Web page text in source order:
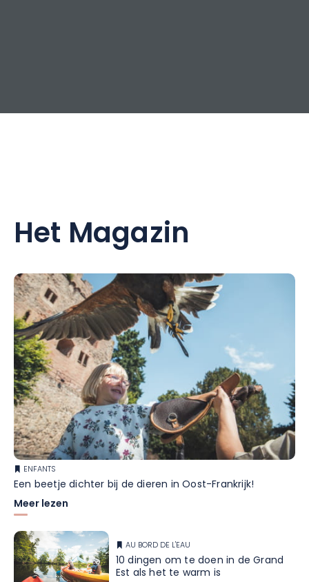
Het Magazin
ENFANTS
Een beetje dichter bij de dieren in Oost-Frankrijk!
Meer lezen
AU BORD DE L'EAU
10 dingen om te doen in de Grand
Est als het te warm is